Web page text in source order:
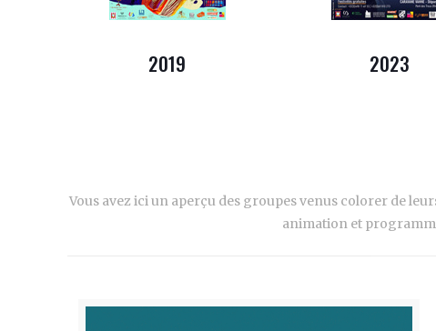
2019 2023
Vous avez ici un aperçu des groupes venus colorer de
animation et